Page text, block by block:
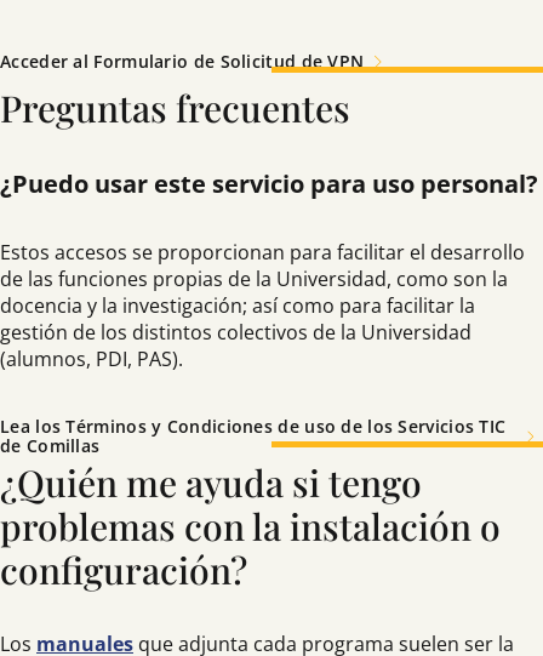
Acceder al Formulario de Solicitud de VPN
Preguntas frecuentes
¿Puedo usar este servicio para uso personal?
Estos accesos se proporcionan para facilitar el desarrollo
de las funciones propias de la Universidad, como son la
docencia y la investigación; así como para facilitar la
gestión de los distintos colectivos de la Universidad
(alumnos, PDI, PAS).
Lea los Términos y Condiciones de uso de los Servicios TIC
de Comillas
¿Quién me ayuda si tengo
problemas con la instalación o
configuración?
Los manuales que adjunta cada programa suelen ser la